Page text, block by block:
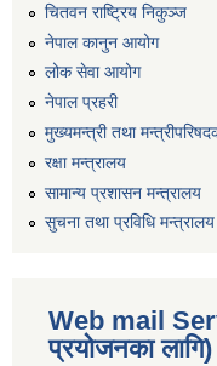
चितवन राष्ट्रिय निकुञ्ज
नेपाल कानुन आयोग
लोक सेवा आयोग
नेपाल प्रहरी
मुख्यमन्त्री तथा
रक्षा मन्त्रालय
सामान्य प्रशासन मन्त्रालय
सुचना तथा प्रविधि मन्त्रालय
Web mail
प्रयोजनका लागि)